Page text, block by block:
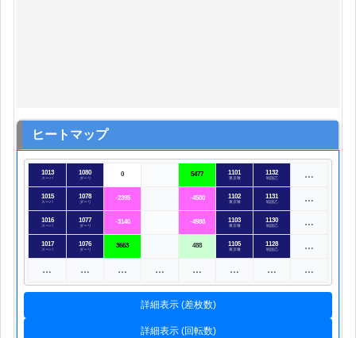
ヒートマップ
1013
スーパ
1080
ダーリ 0 5477 1101
東京喰
1132
戦国乙 …
1015
スーパ
1078
ダーリ -2395 -4500 1102
東京喰
1131
戦国乙 …
1016
スーパ
1077
ダーリ -3140 -4988 1103
東京喰
1130
戦国乙 …
1017
スーパ
1076
ダーリ 3663 488 1105
東京喰
1128
戦国乙 …
… … … … … … … …
詳細表示 (差枚数)
詳細表示 (回転数)